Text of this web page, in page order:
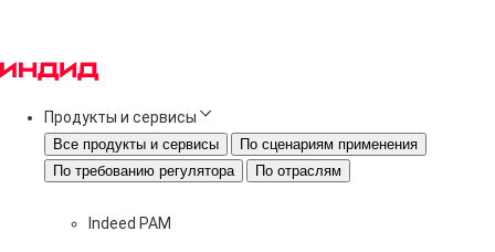
Продукты и сервисы
Все продукты и сервисы
По сценариям применения
По требованию регулятора
По отраслям
Indeed PAM